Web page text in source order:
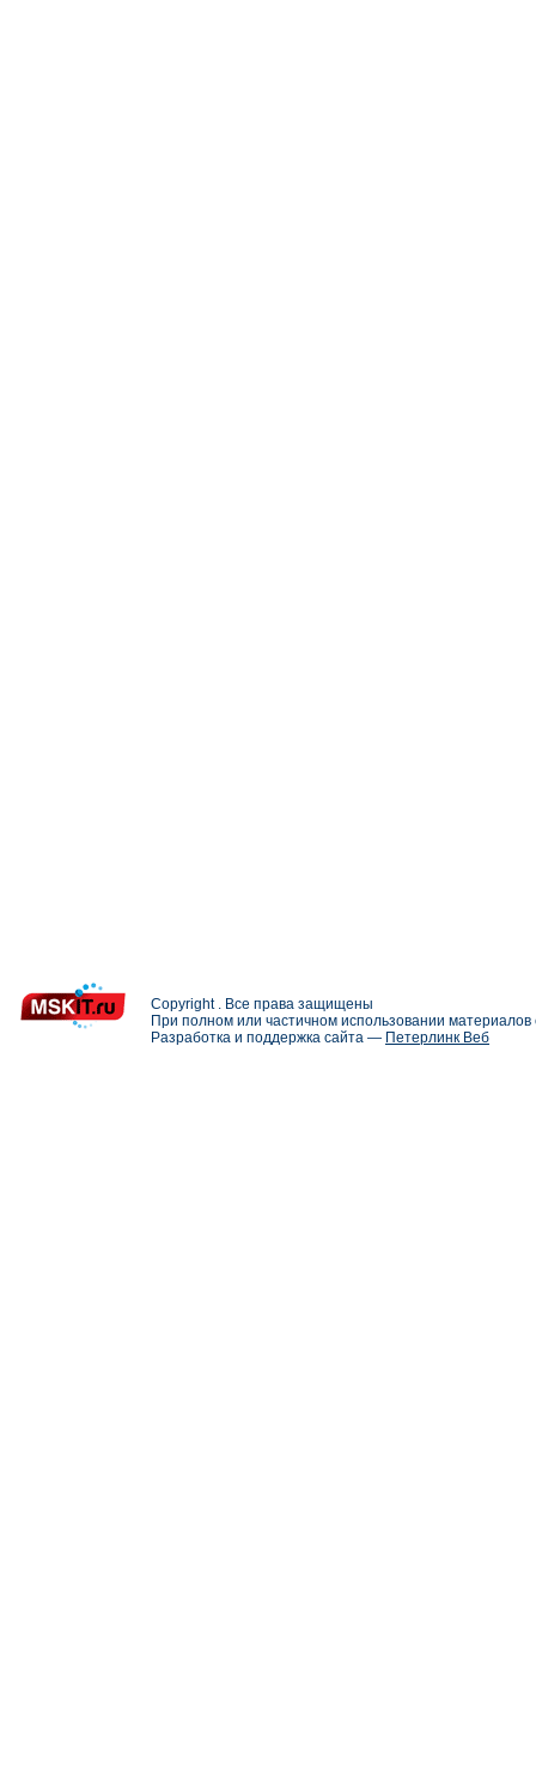
Copyright . Все права защищены
При полном или частичном использовании
Разработка и поддержка сайта — Петерлинк Веб